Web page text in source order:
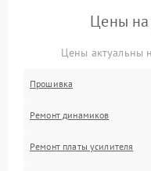
Цены на
Цены актуальны
Прошивка
Ремонт динамиков
Ремонт платы усилителя